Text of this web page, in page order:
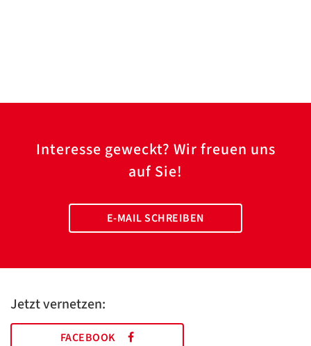
Interesse geweckt? Wir freuen uns
auf Sie!
E-MAIL SCHREIBEN
Jetzt vernetzen:
FACEBOOK